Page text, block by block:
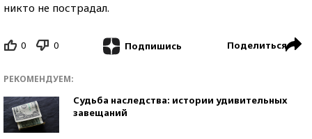
никто не пострадал.
0 0 Подпишись Поделиться
РЕКОМЕНДУЕМ:
Судьба наследства: истории удивительных
завещаний